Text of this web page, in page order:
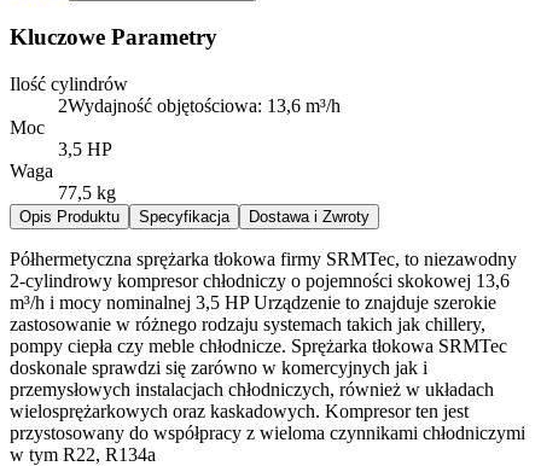
Kluczowe Parametry
Ilość cylindrów
2Wydajność objętościowa: 13,6 m³/h
Moc
3,5 HP
Waga
77,5 kg
Opis Produktu Specyfikacja Dostawa i Zwroty
Półhermetyczna sprężarka tłokowa firmy SRMTec, to niezawodny
2-cylindrowy kompresor chłodniczy o pojemności skokowej 13,6
m³/h i mocy nominalnej 3,5 HP Urządzenie to znajduje szerokie
zastosowanie w różnego rodzaju systemach takich jak chillery,
pompy ciepła czy meble chłodnicze. Sprężarka tłokowa SRMTec
doskonale sprawdzi się zarówno w komercyjnych jak i
przemysłowych instalacjach chłodniczych, również w układach
wielosprężarkowych oraz kaskadowych. Kompresor ten jest
przystosowany do współpracy z wieloma czynnikami chłodniczymi
w tym R22, R134a